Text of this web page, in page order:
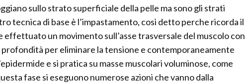
sullo strato superficiale della pelle ma sono gli strati
tecnica di base è l’impastamento, così detto perche ricorda il
effettuato un movimento sull’asse trasversale del muscolo con
per eliminare la tensione e contemporaneamente
e si pratica su masse muscolari voluminose, come
fase si eseguono numerose azioni che vanno dalla